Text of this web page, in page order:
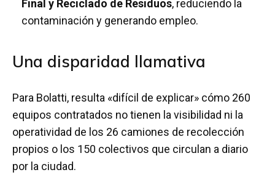
Final y Reciclado de Residuos, reduciendo la
contaminación y generando empleo.
Una disparidad llamativa
Para Bolatti, resulta «difícil de explicar» cómo 260
equipos contratados no tienen la visibilidad ni la
operatividad de los 26 camiones de recolección
propios o los 150 colectivos que circulan a diario
por la ciudad.